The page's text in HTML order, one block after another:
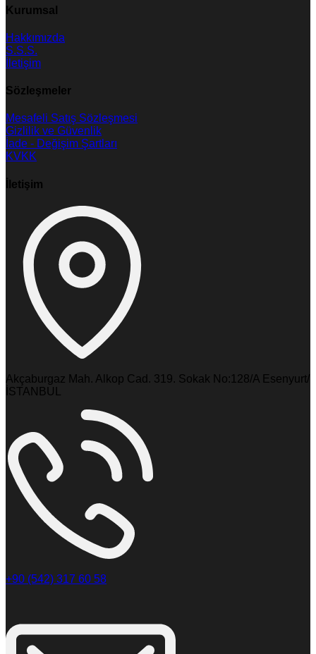
Kurumsal
Hakkımızda
S.S.S.
İletişim
Sözleşmeler
Mesafeli Satış Sözleşmesi
Gizlilik ve Güvenlik
İade - Değişim Şartları
KVKK
İletişim
Akçaburgaz Mah. Alkop Cad. 319. Sokak No:128/A Esenyurt/
İSTANBUL
+90 (542) 317 60 58